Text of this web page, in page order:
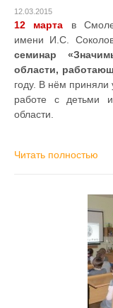
12.03.2015
12 марта в
имени И.С.
семинар
области,
году. В нём приняли
работе с детьми
области.
Читать полностью